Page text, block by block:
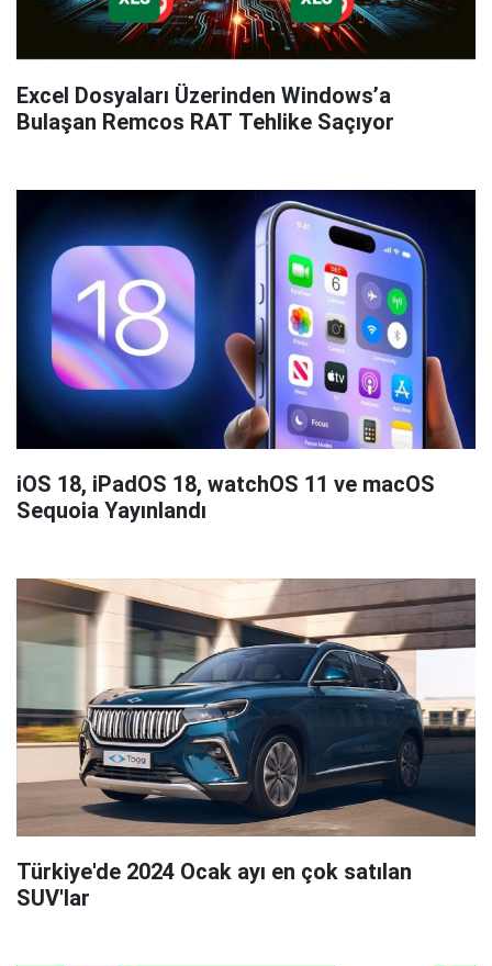
Excel Dosyaları Üzerinden Windows’a
Bulaşan Remcos RAT Tehlike Saçıyor
iOS 18, iPadOS 18, watchOS 11 ve macOS
Sequoia Yayınlandı
Türkiye'de 2024 Ocak ayı en çok satılan
SUV'lar